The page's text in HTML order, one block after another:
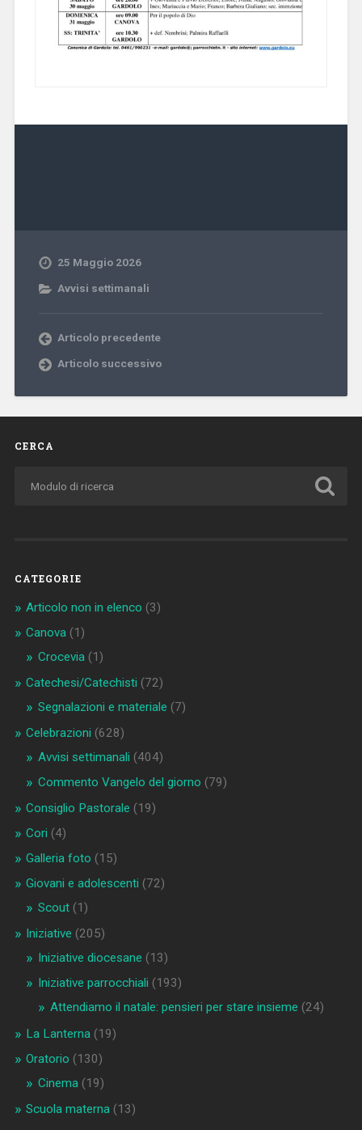
25 Maggio 2026
Avvisi settimanali
Articolo precedente
Articolo successivo
CERCA
CATEGORIE
Articolo non in elenco (3)
Canova(1)
Crocevia(1)
Catechesi/Catechisti (72)
Segnalazioni e materiale (7)
Celebrazioni (628)
Avvisi settimanali (404)
Commento Vangelo del giorno (79)
Consiglio Pastorale (19)
Cori (4)
Galleria foto (15)
Giovani e adolescenti (72)
Scout(1)
Iniziative (205)
Iniziative diocesane (13)
Iniziative parrocchiali (193)
Attendiamo il natale: pensieri per stare insieme (24)
La Lanterna(19)
Oratorio (130)
Cinema(19)
Scuola materna(13)